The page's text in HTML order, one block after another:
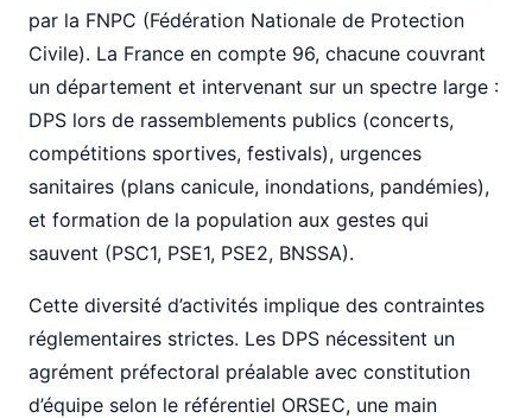
par la FNPC (Fédération Nationale de Protection
Civile). La France en compte 96, chacune couvrant
un département et intervenant sur un spectre large :
DPS lors de rassemblements publics (concerts,
compétitions sportives, festivals), urgences
sanitaires (plans canicule, inondations, pandémies),
et formation de la population aux gestes qui
sauvent (PSC1, PSE1, PSE2, BNSSA).
Cette diversité d’activités implique des contraintes
réglementaires strictes. Les DPS nécessitent un
agrément préfectoral préalable avec constitution
d’équipe selon le référentiel ORSEC, une main